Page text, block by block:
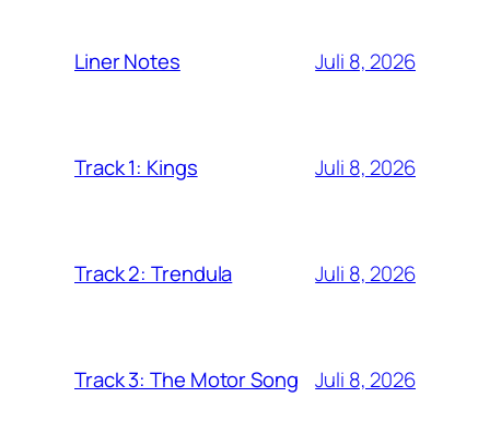
Liner Notes Juli 8, 2026
Track 1: Kings Juli 8, 2026
Track 2: Trendula Juli 8, 2026
Track 3: The Motor Song Juli 8, 2026